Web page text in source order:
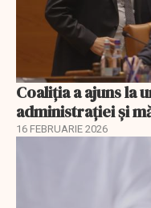
Coaliția a ajuns la
administrației și
16 FEBRUARIE 2026